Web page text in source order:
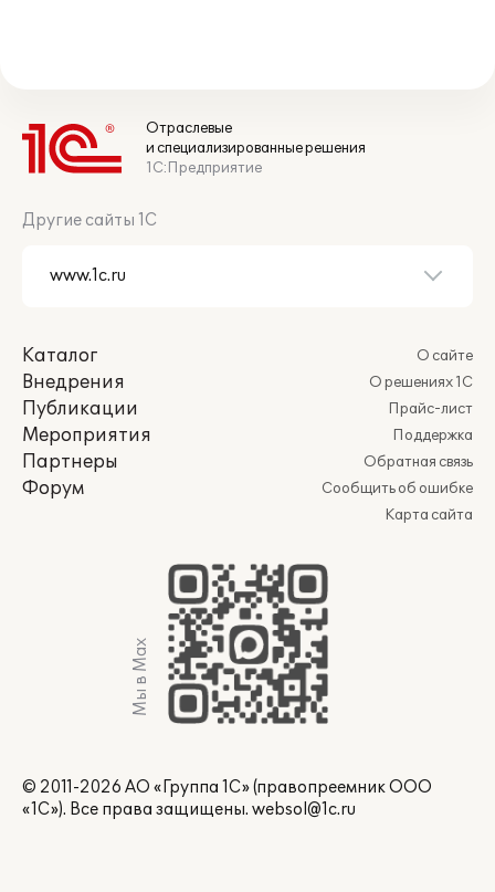
Отраслевые
и специализированные решения
1С:Предприятие
Другие сайты 1С
Каталог
Внедрения
Публикации
Мероприятия
Партнеры
Форум
О сайте
О решениях 1С
Прайс-лист
Поддержка
Обратная связь
Сообщить об ошибке
Карта сайта
Мы в Max
© 2011-2026 АО «Группа 1С» (правопреемник ООО
«1С»). Все права защищены. websol@1c.ru